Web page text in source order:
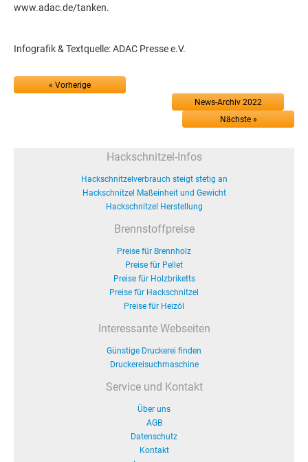
www.adac.de/tanken.
Infografik & Textquelle: ADAC Presse e.V.
« Vorherige
News-Archiv 2022
Nächste »
Hackschnitzel-Infos
Hackschnitzelverbrauch steigt stetig an
Hackschnitzel Maßeinheit und Gewicht
Hackschnitzel Herstellung
Brennstoffpreise
Preise für Brennholz
Preise für Pellet
Preise für Holzbriketts
Preise für Hackschnitzel
Preise für Heizöl
Interessante Webseiten
Günstige Druckerei finden
Druckereisuchmaschine
Service und Kontakt
Über uns
AGB
Datenschutz
Kontakt